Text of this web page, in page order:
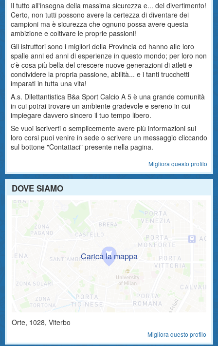
Il tutto all'insegna della massima sicurezza e... del divertimento!
Certo, non tutti possono avere la certezza di diventare dei
campioni ma è sicurezza che ognuno possa avere questa
ambizione e coltivare le proprie passioni!
Gli istruttori sono i migliori della Provincia ed hanno alle loro
spalle anni ed anni di esperienze in questo mondo; per loro non
c'è cosa più bella del crescere nuove generazioni di atleti e
condividere la propria passione, abilità... e i tanti trucchetti
imparati in tutta una vita!
A.s. Dilettantistica B&a Sport Calcio A 5 è una grande comunità
in cui potrai trovare un ambiente gradevole e sereno in cui
impiegare davvero sincero il tuo tempo libero.
Se vuoi iscriverti o semplicemente avere più informazioni sui
loro corsi puoi venire in sede o scrivere un messaggio cliccando
sul bottone "Contattaci" presente nella pagina.
Migliora questo profilo
DOVE SIAMO
Orte, 1028, Viterbo
Migliora questo profilo